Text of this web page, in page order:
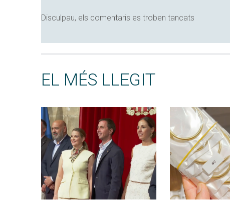
Disculpau, els comentaris es troben tancats
EL MÉS LLEGIT